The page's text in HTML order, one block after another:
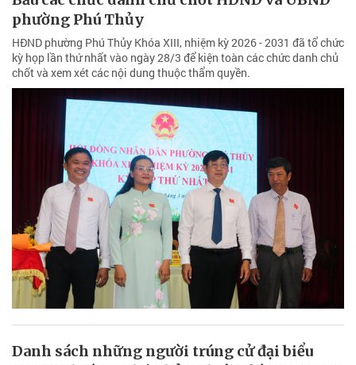
phường Phú Thủy
HĐND phường Phú Thủy Khóa XIII, nhiệm kỳ 2026 - 2031 đã tổ chức
kỳ họp lần thứ nhất vào ngày 28/3 để kiện toàn các chức danh chủ
chốt và xem xét các nội dung thuộc thẩm quyền.
Danh sách những người trúng cử đại biểu